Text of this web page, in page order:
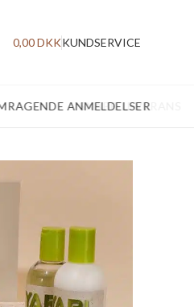
0,00DKKKUNDSERVICE
ANMELDELSER